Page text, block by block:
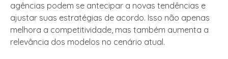
agências podem se antecipar a novas tendências e
ajustar suas estratégias de acordo. Isso não apenas
melhora a competitividade, mas também aumenta a
relevância dos modelos no cenário atual.